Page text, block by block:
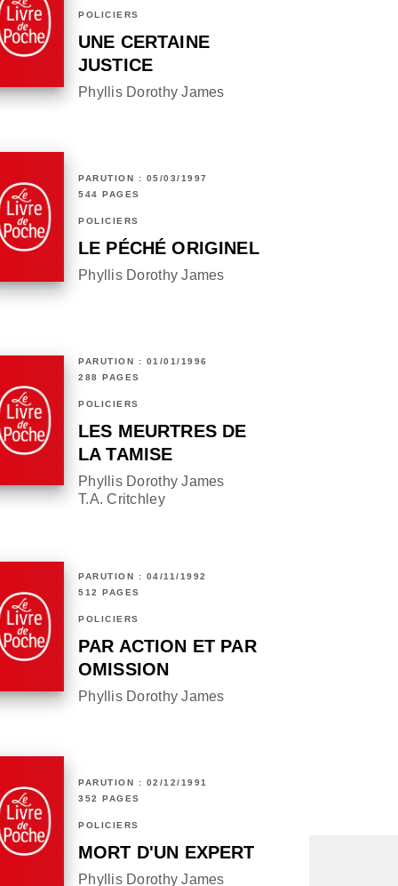
POLICIERS
UNE CERTAINE
JUSTICE
Phyllis Dorothy James
PARUTION : 05/03/1997
544 PAGES
POLICIERS
LE PÉCHÉ ORIGINEL
Phyllis Dorothy James
PARUTION : 01/01/1996
288 PAGES
POLICIERS
LES MEURTRES DE
LA TAMISE
Phyllis Dorothy James
T.A. Critchley
PARUTION : 04/11/1992
512 PAGES
POLICIERS
PAR ACTION ET PAR
OMISSION
Phyllis Dorothy James
PARUTION : 02/12/1991
352 PAGES
POLICIERS
MORT D'UN EXPERT
Phyllis Dorothy James